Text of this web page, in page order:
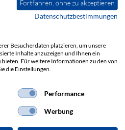
abonnieren
Fortfahren, ohne zu akzeptieren
Datenschutzbestimmungen
Besucherdaten platzieren, um unsere
Inhalte anzuzeigen und Ihnen ein
Für weitere Informationen zu den von
die Einstellungen.
Performance
Werbung